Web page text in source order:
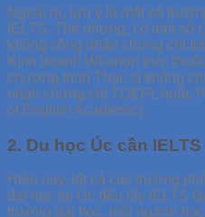
Ngoài ra, lưu ý là một số
IELTS. Thế nhưng, có một
không công nhận chứng chỉ
Kinh doanh Wharton trực
chương trình Thạc sĩ không
nhận chứng chỉ TOEFL hoặc
of English Academic).
2. Du học Úc cần
Hiện nay, tất cả các trường
đại học tại Úc đều lấy IELTS
trường đại học, mỗi ngành